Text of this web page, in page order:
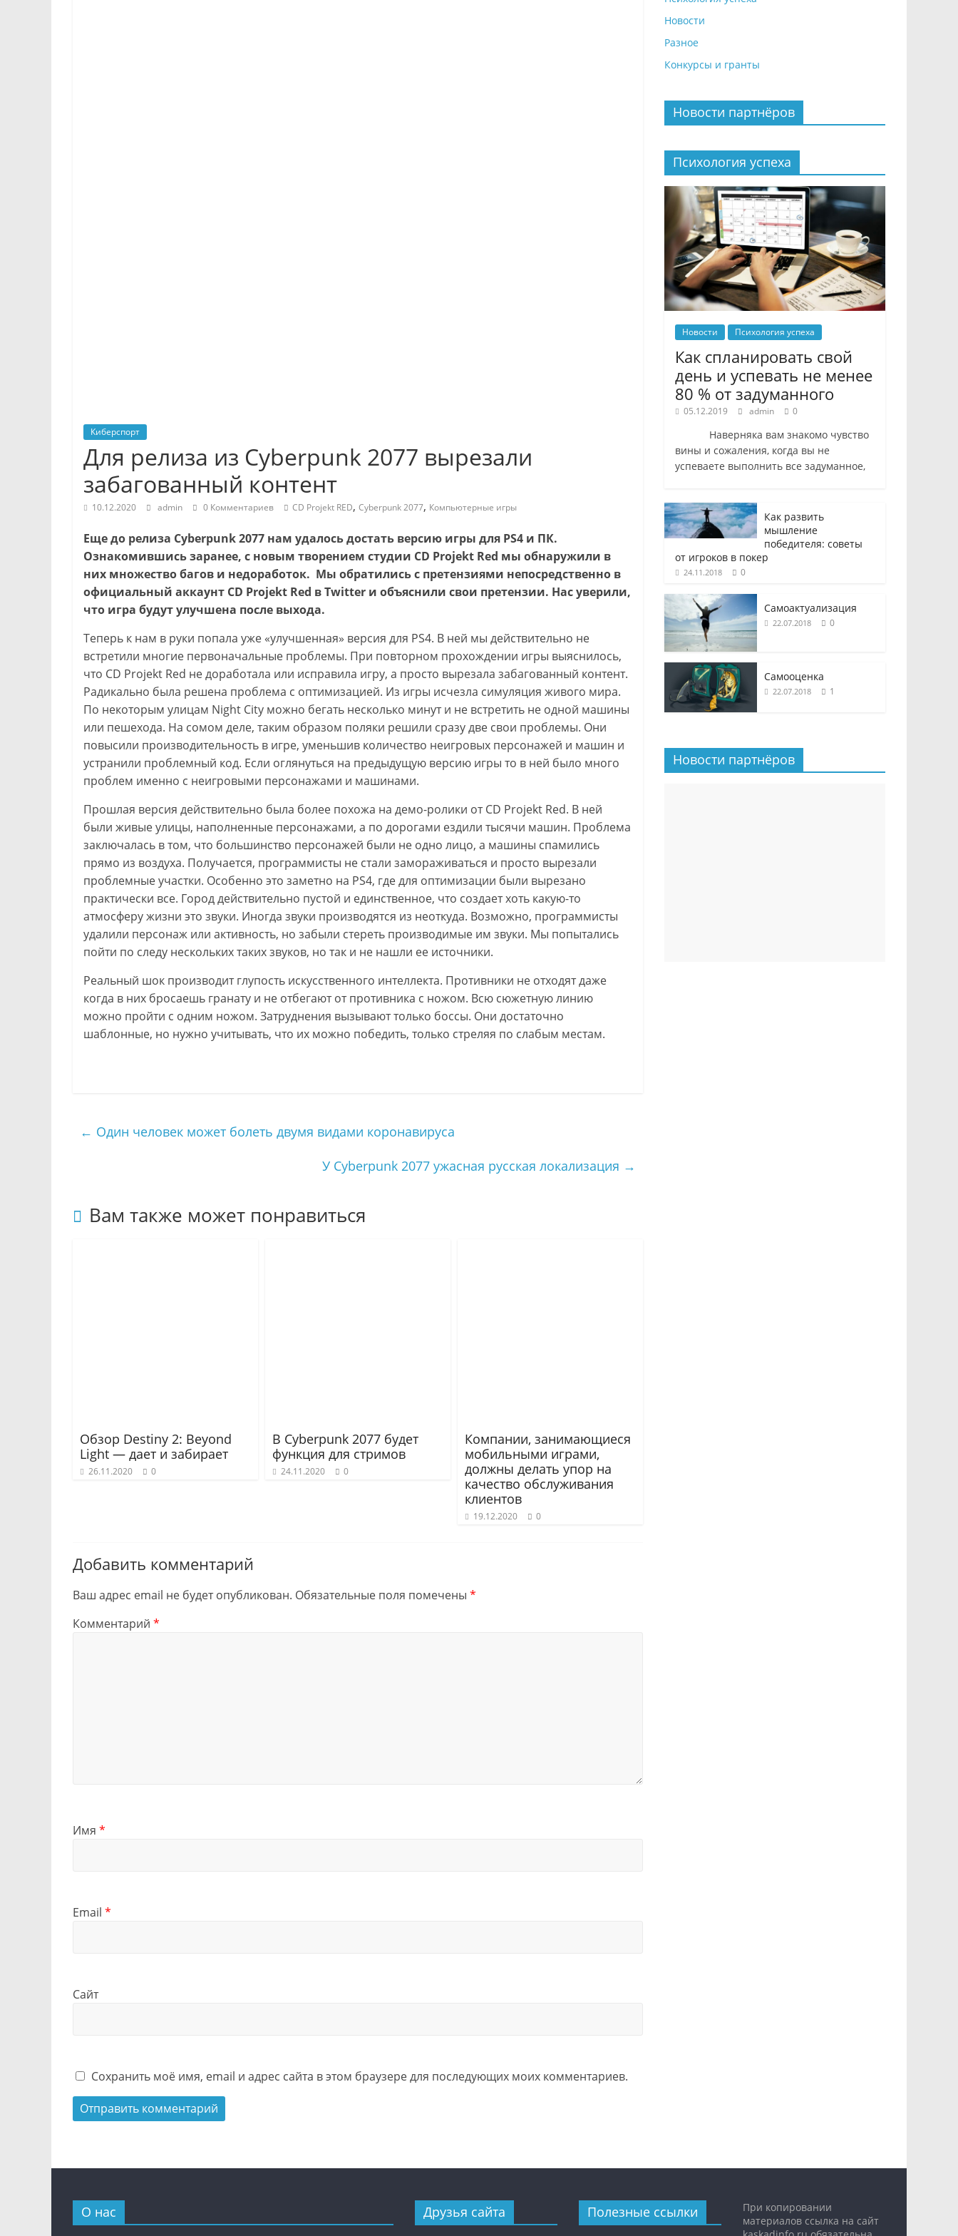
Киберспорт
Для релиза из Cyberpunk 2077 вырезали
забагованный контент
10.12.2020 admin 0 Комментариев CD Projekt RED, Cyberpunk 2077, Компьютерные игры
Еще до релиза Cyberpunk 2077 нам удалось достать версию игры для PS4 и ПК.
Ознакомившись заранее, с новым творением студии CD Projekt Red мы обнаружили в
них множество багов и недоработок. Мы обратились с претензиями непосредственно в
официальный аккаунт CD Projekt Red в Twitter и объяснили свои претензии. Нас уверили,
что игра будут улучшена после выхода.
Теперь к нам в руки попала уже «улучшенная» версия для PS4. В ней мы действительно не
встретили многие первоначальные проблемы. При повторном прохождении игры выяснилось,
что CD Projekt Red не доработала или исправила игру, а просто вырезала забагованный контент.
Радикально была решена проблема с оптимизацией. Из игры исчезла симуляция живого мира.
По некоторым улицам Night City можно бегать несколько минут и не встретить не одной машины
или пешехода. На сомом деле, таким образом поляки решили сразу две свои проблемы. Они
повысили производительность в игре, уменьшив количество неигровых персонажей и машин и
устранили проблемный код. Если оглянуться на предыдущую версию игры то в ней было много
проблем именно с неигровыми персонажами и машинами.
Прошлая версия действительно была более похожа на демо-ролики от CD Projekt Red. В ней
были живые улицы, наполненные персонажами, а по дорогами ездили тысячи машин. Проблема
заключалась в том, что большинство персонажей были не одно лицо, а машины спамились
прямо из воздуха. Получается, программисты не стали замораживаться и просто вырезали
проблемные участки. Особенно это заметно на PS4, где для оптимизации были вырезано
практически все. Город действительно пустой и единственное, что создает хоть какую-то
атмосферу жизни это звуки. Иногда звуки производятся из неоткуда. Возможно, программисты
удалили персонаж или активность, но забыли стереть производимые им звуки. Мы попытались
пойти по следу нескольких таких звуков, но так и не нашли ее источники.
Реальный шок производит глупость искусственного интеллекта. Противники не отходят даже
когда в них бросаешь гранату и не отбегают от противника с ножом. Всю сюжетную линию
можно пройти с одним ножом. Затруднения вызывают только боссы. Они достаточно
шаблонные, но нужно учитывать, что их можно победить, только стреляя по слабым местам.
← Один человек может болеть двумя видами коронавируса
У Cyberpunk 2077 ужасная русская локализация →
Вам также может понравиться
Обзор Destiny 2: Beyond
Light — дает и забирает
26.11.2020 0
В Cyberpunk 2077 будет
функция для стримов
24.11.2020 0
Компании, занимающиеся
мобильными играми,
должны делать упор на
качество обслуживания
клиентов
19.12.2020 0
Добавить комментарий
Ваш адрес email не будет опубликован. Обязательные поля помечены *
Комментарий *
Имя *
Email *
Сайт
Сохранить моё имя, email и адрес сайта в этом браузере для последующих моих комментариев.
Новости
Разное
Конкурсы и гранты
Новости партнёров
Психология успеха
Новости Психология успеха
Как спланировать свой
день и успевать не менее
80 % от задуманного
05.12.2019 admin 0
Наверняка вам знакомо чувство
вины и сожаления, когда вы не
успеваете выполнить все задуманное,
Как развить
мышление
победителя: советы
от игроков в покер
24.11.2018 0
Самоактуализация
22.07.2018 0
Самооценка
22.07.2018 1
Новости партнёров
О нас Друзья сайта Полезные ссылки
При копировании
материалов ссылка на сайт